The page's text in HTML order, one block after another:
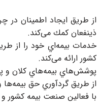
از طريق ايجاد اطمينان در
ذينفعان كمك می‌کند.
خدمات بيمه‌اي خود را از
كشور ارائه می‌کند.
پوشش‌هاي بيمه‌هاي كلان و
از طریق گرد‌آوري حق
با فعالين صنعت بيمه كشور